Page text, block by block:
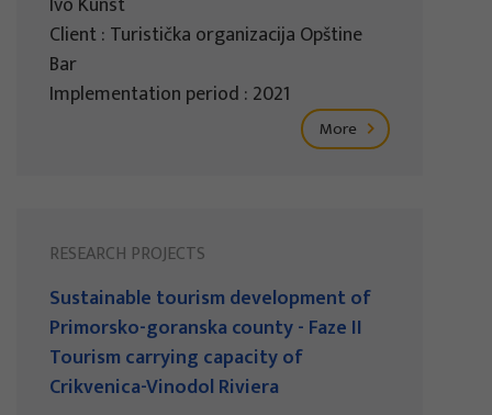
Client : Turistička organizacija Opštine
Bar
Implementation period : 2021
More
RESEARCH PROJECTS
Sustainable tourism development of
Primorsko-goranska county - Faze II
Tourism carrying capacity of
Crikvenica-Vinodol Riviera